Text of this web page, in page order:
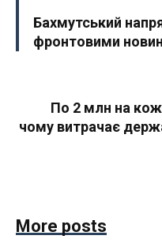
Бахмутський
фронтовими
По 2 млн на
чому витрачає
More posts